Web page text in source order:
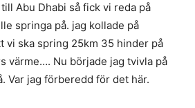
Abu Dhabi så fick vi reda på
springa på. jag kollade på
vi ska spring 25km 35 hinder på
värme…. Nu började jag tvivla på
Var jag förberedd för det här.